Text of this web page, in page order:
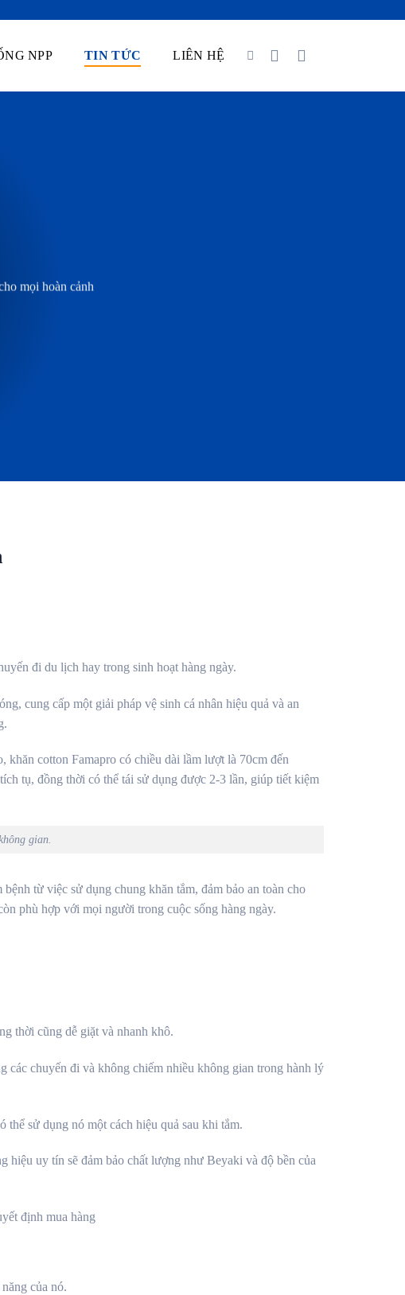
NPP TIN TỨC LIÊN HỆ
mọi hoàn cảnh
đi du lịch hay trong sinh hoạt hàng ngày.
cung cấp một giải pháp vệ sinh cá nhân hiệu quả và an
cotton Famapro có chiều dài lầm lượt là 70cm đến
tụ, đồng thời có thể tái sử dụng được 2-3 lần, giúp tiết kiệm
gian.
từ việc sử dụng chung khăn tắm, đảm bảo an toàn cho
phù hợp với mọi người trong cuộc sống hàng ngày.
thời cũng dễ giặt và nhanh khô.
chuyến đi và không chiếm nhiều không gian trong hành lý
sử dụng nó một cách hiệu quả sau khi tắm.
hiệu uy tín sẽ đảm bảo chất lượng như Beyaki và độ bền của
định mua hàng
của nó.